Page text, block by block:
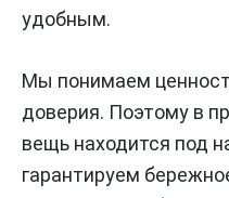
удобным.
Мы понимаем
доверия. Поэтому в
вещь находится под
гарантируем